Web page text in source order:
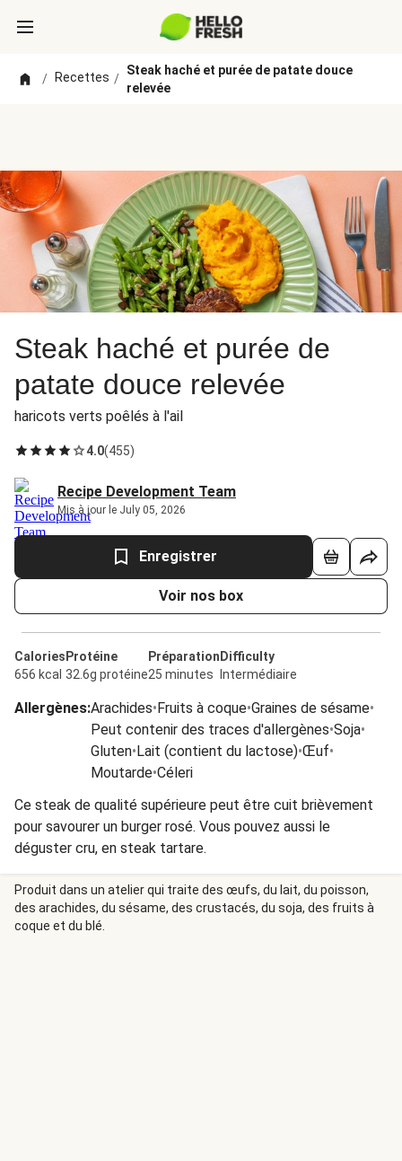
/ Recettes /
Steak haché et purée de patate douce
relevée
Steak haché et purée de
patate douce relevée
haricots verts poêlés à l'ail
4.0(455)
Recipe Development Team
Mis à jour le July 05, 2026
Enregistrer
Voir nos box
Calories
656 kcal
Protéine
32.6g protéine
Préparation
25 minutes
Difficulty
Intermédiaire
Allergènes:Arachides•Fruits à coque•Graines de sésame•
Peut contenir des traces d'allergènes•Soja•
Gluten•Lait (contient du lactose)•Œuf•
Moutarde•Céleri
Ce steak de qualité supérieure peut être cuit brièvement
pour savourer un burger rosé. Vous pouvez aussi le
déguster cru, en steak tartare.
Produit dans un atelier qui traite des œufs, du lait, du poisson,
des arachides, du sésame, des crustacés, du soja, des fruits à
coque et du blé.